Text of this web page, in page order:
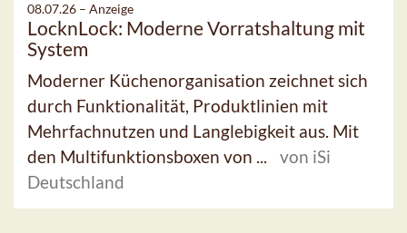
08.07.26 – Anzeige
LocknLock: Moderne Vorratshaltung mit
System
Moderner Küchenorganisation zeichnet sich
durch Funktionalität, Produktlinien mit
Mehrfachnutzen und Langlebigkeit aus. Mit
den Multifunktionsboxen von ...
von iSi
Deutschland